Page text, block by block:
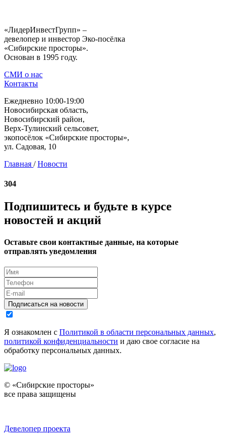
«ЛидерИнвестГрупп» –
девелопер и инвестор Эко-посёлка
«Сибирские просторы».
Основан в 1995 году.
СМИ о нас
Контакты
Ежедневно 10:00-19:00
Новосибирская область,
Новосибирский район,
Верх-Тулинский сельсовет,
экопосёлок «Сибирские просторы»,
ул. Садовая, 10
Главная / Новости
304
Подпишитесь и будьте в курсе
новостей и акций
Оставьте свои контактные данные, на которые
отправлять уведомления
Подписаться на новости
Я ознакомлен с Политикой в области персональных данных,
политикой конфиденциальности и даю свое согласие на
обработку персональных данных.
© «Сибирские просторы»
все права защищены
Девелопер проекта